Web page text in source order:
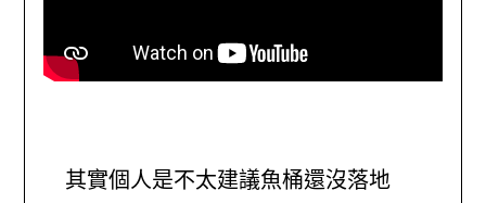
其實個人是不太建議魚桶還沒落地